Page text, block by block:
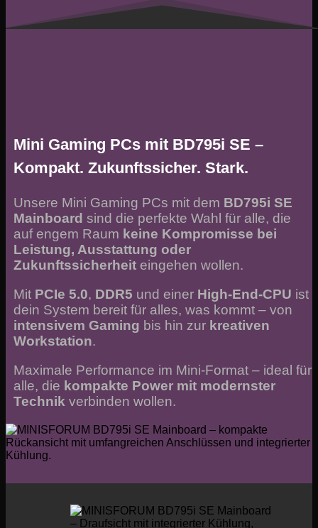
Mini Gaming PCs mit BD795i SE –
Kompakt. Zukunftssicher. Stark.
Unsere Mini Gaming PCs mit dem BD795i SE
Mainboard sind die perfekte Wahl für alle, die
auf engem Raum keine Kompromisse bei
Leistung, Ausstattung oder
Zukunftssicherheit eingehen wollen.
Mit PCIe 5.0, DDR5 und einer High-End-CPU ist
dein System bereit für alles, was kommt – von
intensivem Gaming bis hin zur kreativen
Workstation.
Maximale Performance im Mini-Format – ideal für
alle, die kompakte Power mit modernster
Technik verbinden wollen.